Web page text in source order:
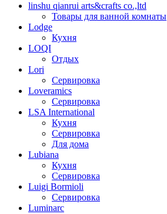
linshu qianrui arts&crafts co.,ltd
Товары для ванной комнаты
Lodge
Кухня
LOQI
Отдых
Lori
Сервировка
Loveramics
Сервировка
LSA International
Кухня
Сервировка
Для дома
Lubiana
Кухня
Сервировка
Luigi Bormioli
Сервировка
Luminarc